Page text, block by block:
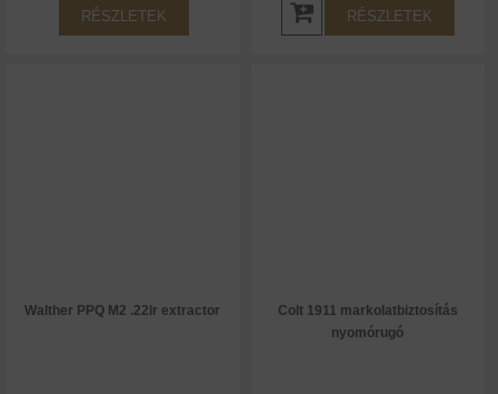
RÉSZLETEK RÉSZLETEK
Walther PPQ M2 .22lr extractor
Colt 1911 markolatbiztosítás
nyomórugó